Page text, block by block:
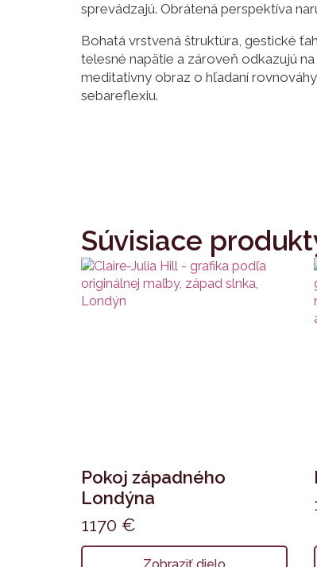
sprevádzajú. Obrátená perspektíva
Bohatá vrstvená štruktúra, gestické
telesné napätie a zároveň odkazujú
meditativny obraz o hľadaní
sebareflexiu.
Súvisiace
Pokoj západného
Londýna
1170 €